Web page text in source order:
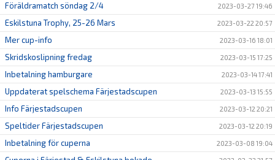
Föräldramatch söndag 2/4 2023-03-27 19:46
Eskilstuna Trophy, 25-26 Mars 2023-03-22 20:57
Mer cup-info 2023-03-16 18:01
Skridskoslipning fredag 2023-03-15 17:25
Inbetalning hamburgare 2023-03-14 17:41
Uppdaterat spelschema Färjestadscupen 2023-03-13 15:55
Info Färjestadscupen 2023-03-12 20:21
Speltider Färjestadscupen 2023-03-12 20:19
Inbetalning för cuperna 2023-03-08 19:04